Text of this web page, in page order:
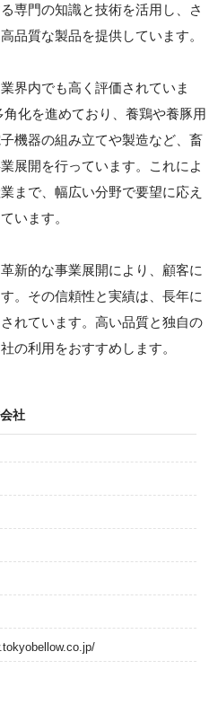
専門の知識と技術を活用し、さ
品質な製品を提供しています。
界内でも高く評価されていま
化を進めており、養鶏や養豚用
機器の組み立てや製造など、畜
展開を行っています。これによ
まで、幅広い分野で要望に応え
います。
新的な事業展開により、顧客に
。その信頼性と実績は、長年に
れています。高い品質と独自の
の利用をおすすめします。
社